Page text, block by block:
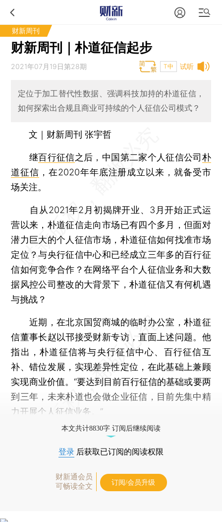
财新周刊
财新周刊｜朴道征信起步
试听
2021年07月19日第28期 T中
定位于加工替代性数据、强调科技加持的朴道征信，
如何探索出合规且商业可持续的个人征信公司模式？
文｜财新周刊 张宇哲
继百行征信之后，中国第二家个人征信公司 朴
道征信 ，在2020年年底注册成立以来，就备受市
场关注。
自从2021年2月初揭牌开业、3月开始正式运
营以来，朴道征信走向市场已有四个多月，但面对
潜力巨大的个人征信市场，朴道征信如何找准市场
定位？与央行征信中心和已经成立三年多的百行征
信如何竞争合作？在网络平台个人征信业务和大数
据风控公司整改的大背景下，朴道征信又有何机遇
与挑战？
近期，在北京国贸商城的临时办公室，朴道征
信董事长赵以邗接受财新专访，直面上述问题。他
指出，朴道征信将与央行征信中心、百行征信互
补、错位发展，实现差异性定位，在此基础上兼顾
实现商业价值。“要达到目前百行征信的基础或要两
到三年，未来朴道也会做企业征信，目前先集中精
力开展个人征信业务。”
本文共计8830字 订阅后继续阅读
登录 后获取已订阅的阅读权限
财新通会员
可畅读全文
订阅/会员升级